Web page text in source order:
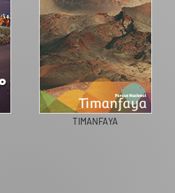
TIMANFAYA